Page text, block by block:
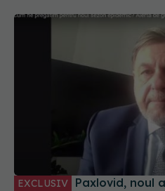
Rafila: Va fi la dispoziția
28 sep 2023, 12:31